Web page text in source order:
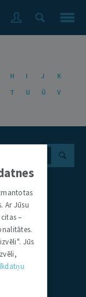
H I J
K
T U Ū
V
Ar Jūsu
–
Jūs